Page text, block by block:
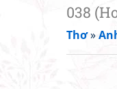
038
Thơ»